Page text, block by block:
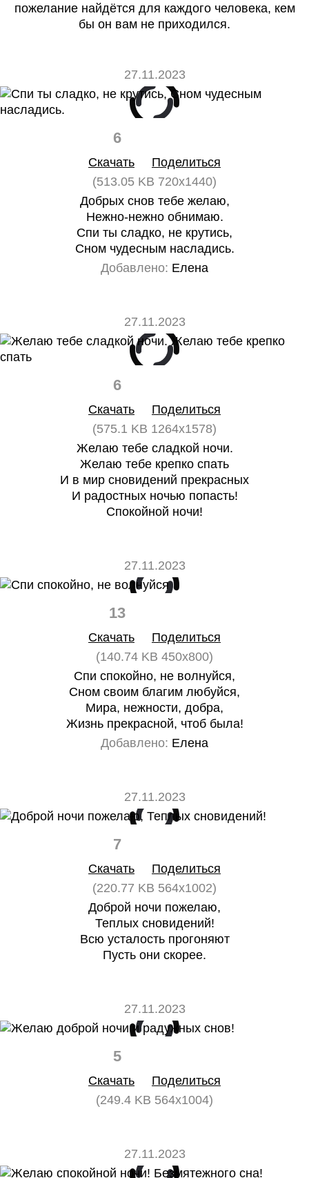
пожелание найдётся для каждого человека, кем
бы он вам не приходился.
27.11.2023
6
Скачать
Поделиться
(513.05 KB 720x1440)
Добрых снов тебе желаю,
Нежно-нежно обнимаю.
Спи ты сладко, не крутись,
Сном чудесным насладись.
Добавлено: Елена
27.11.2023
6
Скачать
Поделиться
(575.1 KB 1264x1578)
Желаю тебе сладкой ночи.
Желаю тебе крепко спать
И в мир сновидений прекрасных
И радостных ночью попасть!
Спокойной ночи!
27.11.2023
13
Скачать
Поделиться
(140.74 KB 450x800)
Спи спокойно, не волнуйся,
Сном своим благим любуйся,
Мира, нежности, добра,
Жизнь прекрасной, чтоб была!
Добавлено: Елена
27.11.2023
7
Скачать
Поделиться
(220.77 KB 564x1002)
Доброй ночи пожелаю,
Теплых сновидений!
Всю усталость прогоняют
Пусть они скорее.
27.11.2023
5
Скачать
Поделиться
(249.4 KB 564x1004)
27.11.2023